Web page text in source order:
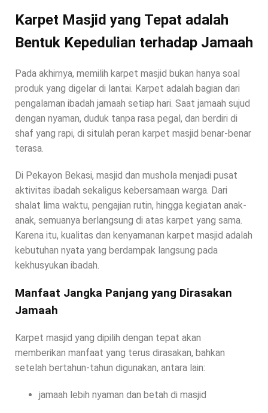
Karpet Masjid yang Tepat adalah
Bentuk Kepedulian terhadap Jamaah
Pada akhirnya, memilih karpet masjid bukan hanya soal
produk yang digelar di lantai. Karpet adalah bagian dari
pengalaman ibadah jamaah setiap hari. Saat jamaah sujud
dengan nyaman, duduk tanpa rasa pegal, dan berdiri di
shaf yang rapi, di situlah peran karpet masjid benar-benar
terasa.
Di Pekayon Bekasi, masjid dan mushola menjadi pusat
aktivitas ibadah sekaligus kebersamaan warga. Dari
shalat lima waktu, pengajian rutin, hingga kegiatan anak-
anak, semuanya berlangsung di atas karpet yang sama.
Karena itu, kualitas dan kenyamanan karpet masjid adalah
kebutuhan nyata yang berdampak langsung pada
kekhusyukan ibadah.
Manfaat Jangka Panjang yang Dirasakan
Jamaah
Karpet masjid yang dipilih dengan tepat akan
memberikan manfaat yang terus dirasakan, bahkan
setelah bertahun-tahun digunakan, antara lain:
jamaah lebih nyaman dan betah di masjid